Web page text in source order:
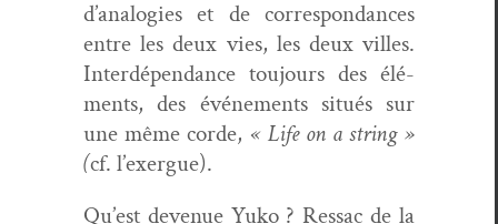
d’analogies et de cor­re­spon­dances
entre les deux vies, les deux villes.
Inter­dépen­dance tou­jours des élé­
ments, des événe­ments situés sur
une même corde, « Life on a string »
(cf. l’exergue).
Qu’est dev­enue Yuko ? Ressac de la